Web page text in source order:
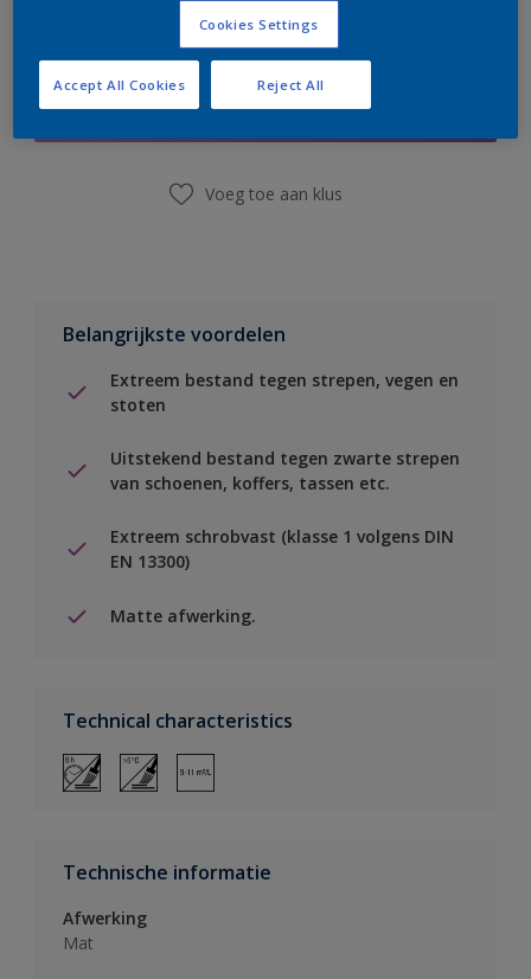
Boodschappenlijst
Vind een winkel
Voeg toe aan klus
Belangrijkste voordelen
Extreem bestand tegen strepen, vegen en
stoten
Uitstekend bestand tegen zwarte strepen
van schoenen, koffers, tassen etc.
Extreem schrobvast (klasse 1 volgens DIN
EN 13300)
Matte afwerking.
Technical characteristics
Technische informatie
Afwerking
Mat
Cookies Settings
Reject All
Accept All Cookies